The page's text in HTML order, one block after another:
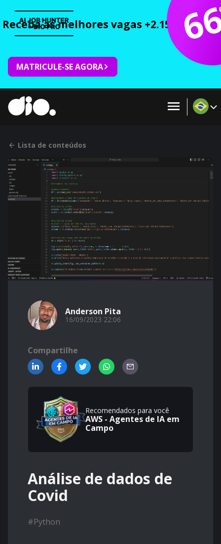
Receba as melhores vagas +2.150 cursos
MATRICULE-SE AGORA
Lista de conteúdos
Anderson Pita
16/09/2023 22:06
Compartilhe
Recomendados para você
AWS - Agentes de IA em
Campo
Análise de dados de
Covid
#Python